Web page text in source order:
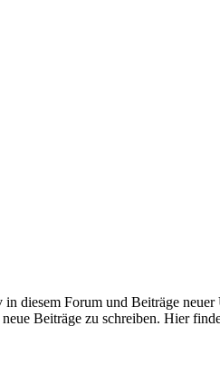
diesem Forum und Beiträge
Beiträge zu schreiben. Hier